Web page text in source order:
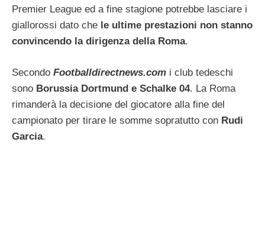
Premier League ed a fine stagione potrebbe lasciare i
giallorossi dato che le ultime prestazioni non stanno
convincendo la dirigenza della Roma.
Secondo Footballdirectnews.com i club tedeschi
sono Borussia Dortmund e Schalke 04. La Roma
rimanderà la decisione del giocatore alla fine del
campionato per tirare le somme sopratutto con Rudi
Garcia.